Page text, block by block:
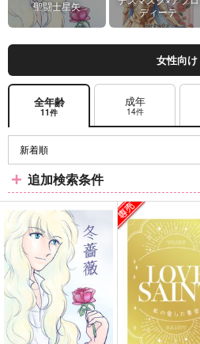
聖闘士星矢
ディーテ
女性向け
全年齢
11件
成年
14件
追加検索条件